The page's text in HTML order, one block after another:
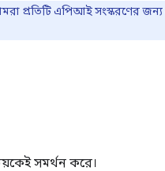
প্রতিটি এপিআই সংস্করণের
সমর্থন করে।